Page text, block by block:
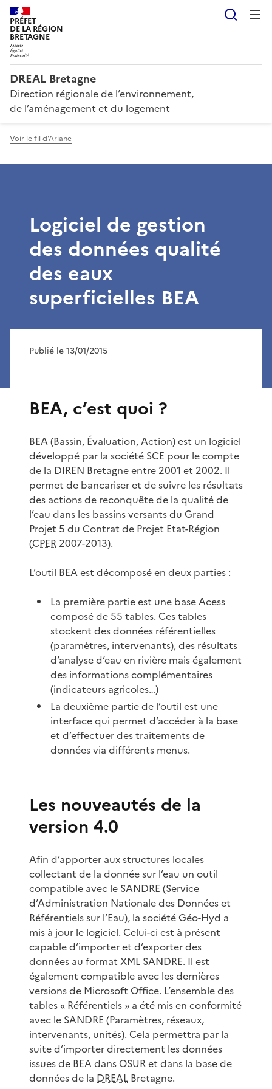
PRÉFET
DE LA RÉGION
BRETAGNE
DREAL Bretagne
Direction régionale de l’environnement,
de l’aménagement et du logement
Voir le fil d'Ariane
Logiciel de gestion
des données qualité
des eaux
superficielles BEA
Publié le 13/01/2015
BEA, c’est quoi ?
BEA (Bassin, Évaluation, Action) est un logiciel
développé par la société SCE pour le compte
de la DIREN Bretagne entre 2001 et 2002. Il
permet de bancariser et de suivre les résultats
des actions de reconquête de la qualité de
l’eau dans les bassins versants du Grand
Projet 5 du Contrat de Projet Etat-Région
(CPER 2007-2013).
L’outil BEA est décomposé en deux parties :
La première partie est une base Acess
composé de 55 tables. Ces tables
stockent des données référentielles
(paramètres, intervenants), des résultats
d’analyse d’eau en rivière mais également
des informations complémentaires
(indicateurs agricoles…)
La deuxième partie de l’outil est une
interface qui permet d’accéder à la base
et d’effectuer des traitements de
données via différents menus.
Les nouveautés de la
version 4.0
Afin d’apporter aux structures locales
collectant de la donnée sur l’eau un outil
compatible avec le SANDRE (Service
d’Administration Nationale des Données et
Référentiels sur l’Eau), la société Géo-Hyd a
mis à jour le logiciel. Celui-ci est à présent
capable d’importer et d’exporter des
données au format XML SANDRE. Il est
également compatible avec les dernières
versions de Microsoft Office. L’ensemble des
tables « Référentiels » a été mis en conformité
avec le SANDRE (Paramètres, réseaux,
intervenants, unités). Cela permettra par la
suite d’importer directement les données
issues de BEA dans OSUR et dans la base de
données de la DREAL Bretagne.